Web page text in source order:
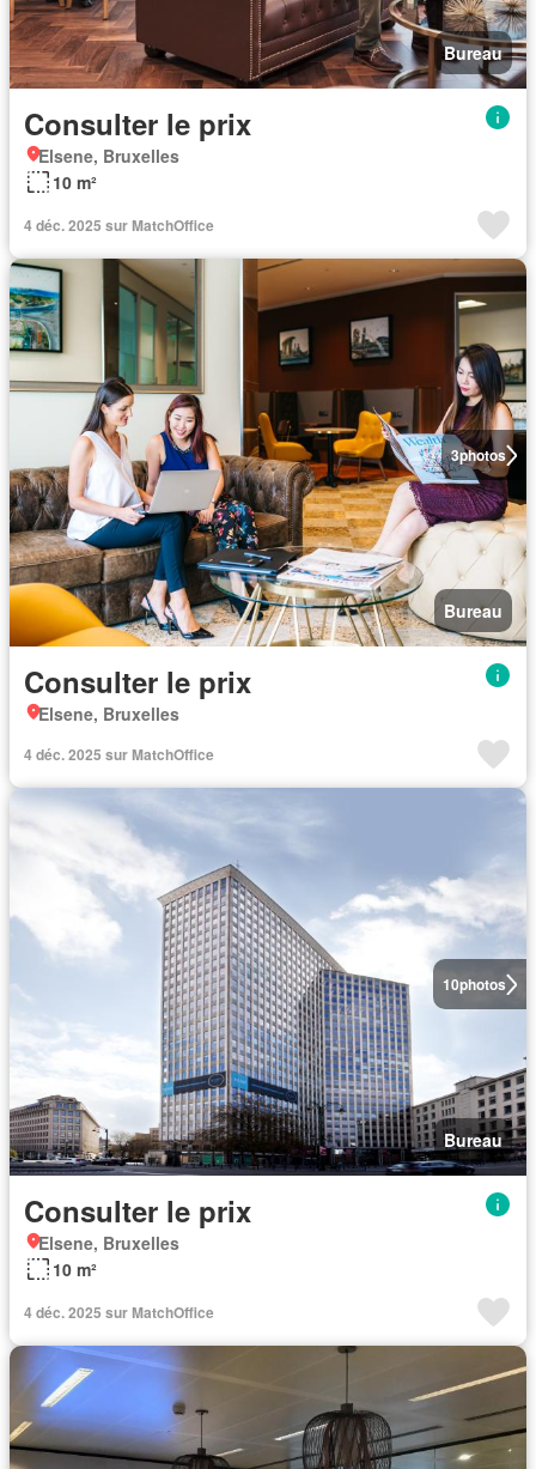
Bureau
Consulter le prix
Elsene, Bruxelles
10 m²
4 déc. 2025 sur MatchOffice
3photos
Bureau
Consulter le prix
Elsene, Bruxelles
4 déc. 2025 sur MatchOffice
10photos
Bureau
Consulter le prix
Elsene, Bruxelles
10 m²
4 déc. 2025 sur MatchOffice